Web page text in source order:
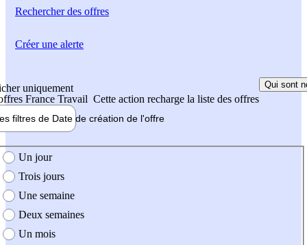
Rechercherdes offres
uniquement
France Travail Cette action recharge la liste des offres
Qui sont
filtres de Date de création de l'offre
création de l'offre
Un jour
Trois jours
Une semaine
Deux semaines
Un mois
Créer une alerte